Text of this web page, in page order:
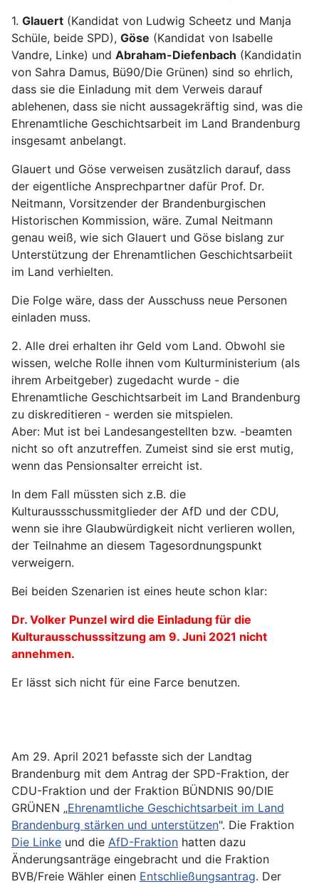
1. Glauert (Kandidat von Ludwig Scheetz und Manja
Schüle, beide SPD), Göse (Kandidat von Isabelle
Vandre, Linke) und Abraham-Diefenbach (Kandidatin
von Sahra Damus, Bü90/Die Grünen) sind so ehrlich,
dass sie die Einladung mit dem Verweis darauf
ablehenen, dass sie nicht aussagekräftig sind, was die
Ehrenamtliche Geschichtsarbeit im Land Brandenburg
insgesamt anbelangt.
Glauert und Göse verweisen zusätzlich darauf, dass
der eigentliche Ansprechpartner dafür Prof. Dr.
Neitmann, Vorsitzender der Brandenburgischen
Historischen Kommission, wäre. Zumal Neitmann
genau weiß, wie sich Glauert und Göse bislang zur
Unterstützung der Ehrenamtlichen Geschichtsarbeiit
im Land verhielten.
Die Folge wäre, dass der Ausschuss neue Personen
einladen muss.
2. Alle drei erhalten ihr Geld vom Land. Obwohl sie
wissen, welche Rolle ihnen vom Kulturministerium (als
ihrem Arbeitgeber) zugedacht wurde - die
Ehrenamtliche Geschichtsarbeit im Land Brandenburg
zu diskreditieren - werden sie mitspielen.
Aber: Mut ist bei Landesangestellten bzw. -beamten
nicht so oft anzutreffen. Zumeist sind sie erst mutig,
wenn das Pensionsalter erreicht ist.
In dem Fall müssten sich z.B. die
Kulturaussschussmitglieder der AfD und der CDU,
wenn sie ihre Glaubwürdigkeit nicht verlieren wollen,
der Teilnahme an diesem Tagesordnungspunkt
verweigern.
Bei beiden Szenarien ist eines heute schon klar:
Dr. Volker Punzel wird die Einladung für die
Kulturausschusssitzung am 9. Juni 2021 nicht
annehmen.
Er lässt sich nicht für eine Farce benutzen.
Am 29. April 2021 befasste sich der Landtag
Brandenburg mit dem Antrag der SPD-Fraktion, der
CDU-Fraktion und der Fraktion BÜNDNIS 90/DIE
GRÜNEN „Ehrenamtliche Geschichtsarbeit im Land
Brandenburg stärken und unterstützen". Die Fraktion
Die Linke und die AfD-Fraktion hatten dazu
Änderungsanträge eingebracht und die Fraktion
BVB/Freie Wähler einen Entschließungsantrag. Der